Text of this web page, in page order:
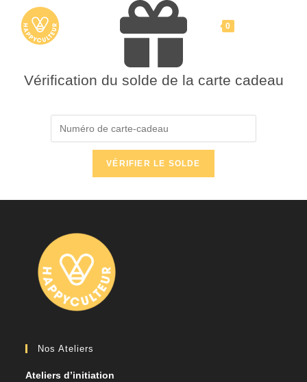
content
0
Vérification du solde de la carte cadeau
Nos Ateliers
Ateliers d’initiation